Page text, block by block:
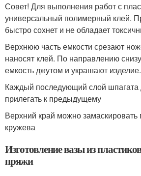
Совет! Для выполнения работ с
универсальный полимерный клей.
быстро сохнет и не обладает
Верхнюю часть емкости срезают
наносят клей. По направлению
емкость джутом и украшают изделие.
Каждый последующий слой шпагата
прилегать к предыдущему
Верхний край можно замаскировать
кружева
Изготовление вазы из
пряжи